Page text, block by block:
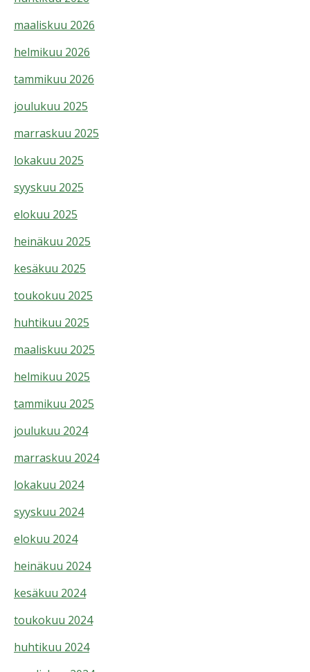
maaliskuu 2026
helmikuu 2026
tammikuu 2026
joulukuu 2025
marraskuu 2025
lokakuu 2025
syyskuu 2025
elokuu 2025
heinäkuu 2025
kesäkuu 2025
toukokuu 2025
huhtikuu 2025
maaliskuu 2025
helmikuu 2025
tammikuu 2025
joulukuu 2024
marraskuu 2024
lokakuu 2024
syyskuu 2024
elokuu 2024
heinäkuu 2024
kesäkuu 2024
toukokuu 2024
huhtikuu 2024